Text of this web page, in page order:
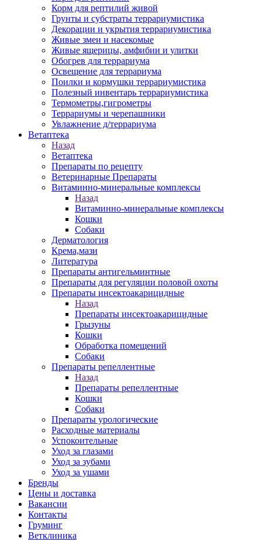
Корм для рептилий живой
Грунты и субстраты террариумистика
Декорации и укрытия террариумистика
Живые змеи и насекомые
Живые ящерицы, амфибии и улитки
Обогрев для террариума
Освещение для террариума
Поилки и кормушки террариумистика
Полезный инвентарь террариумистика
Термометры,гигрометры
Террариумы и черепашники
Увлажнение д/террариума
Ветаптека
Назад
Ветаптека
Препараты по рецепту
Ветеринарные Препараты
Витаминно-минеральные комплексы
Назад
Витаминно-минеральные комплексы
Кошки
Собаки
Дерматология
Крема,мази
Литература
Препараты антигельминтные
Препараты для регуляции половой охоты
Препараты инсектоакарицидные
Назад
Препараты инсектоакарицидные
Грызуны
Кошки
Обработка помещений
Собаки
Препараты репеллентные
Назад
Препараты репеллентные
Кошки
Собаки
Препараты урологические
Расходные материалы
Успокоительные
Уход за глазами
Уход за зубами
Уход за ушами
Бренды
Цены и доставка
Вакансии
Контакты
Груминг
Ветклиника